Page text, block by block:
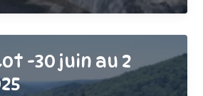
-30 juin au 2